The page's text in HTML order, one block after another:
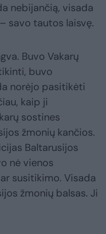
nebijančią, visada
savo tautos laisvę.
Buvo Vakarų
buvo
norėjo pasitikėti
kaip ji
sostines
žmonių kančios.
Baltarusijos
nė vienos
susitikimo. Visada
žmonių balsas. Ji